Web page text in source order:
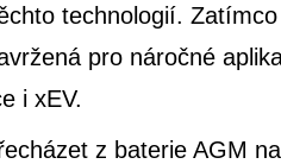
technologií.
pro náročné
i xEV.
z baterie AGM